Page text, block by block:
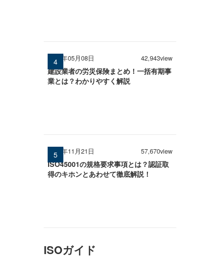
2026年05月08日 42,943view
建設業者の労災保険まとめ！一括有期事
業とは？わかりやすく解説
2024年11月21日 57,670view
ISO45001の規格要求事項とは？認証取
得のキホンとあわせて徹底解説！
ISOガイド